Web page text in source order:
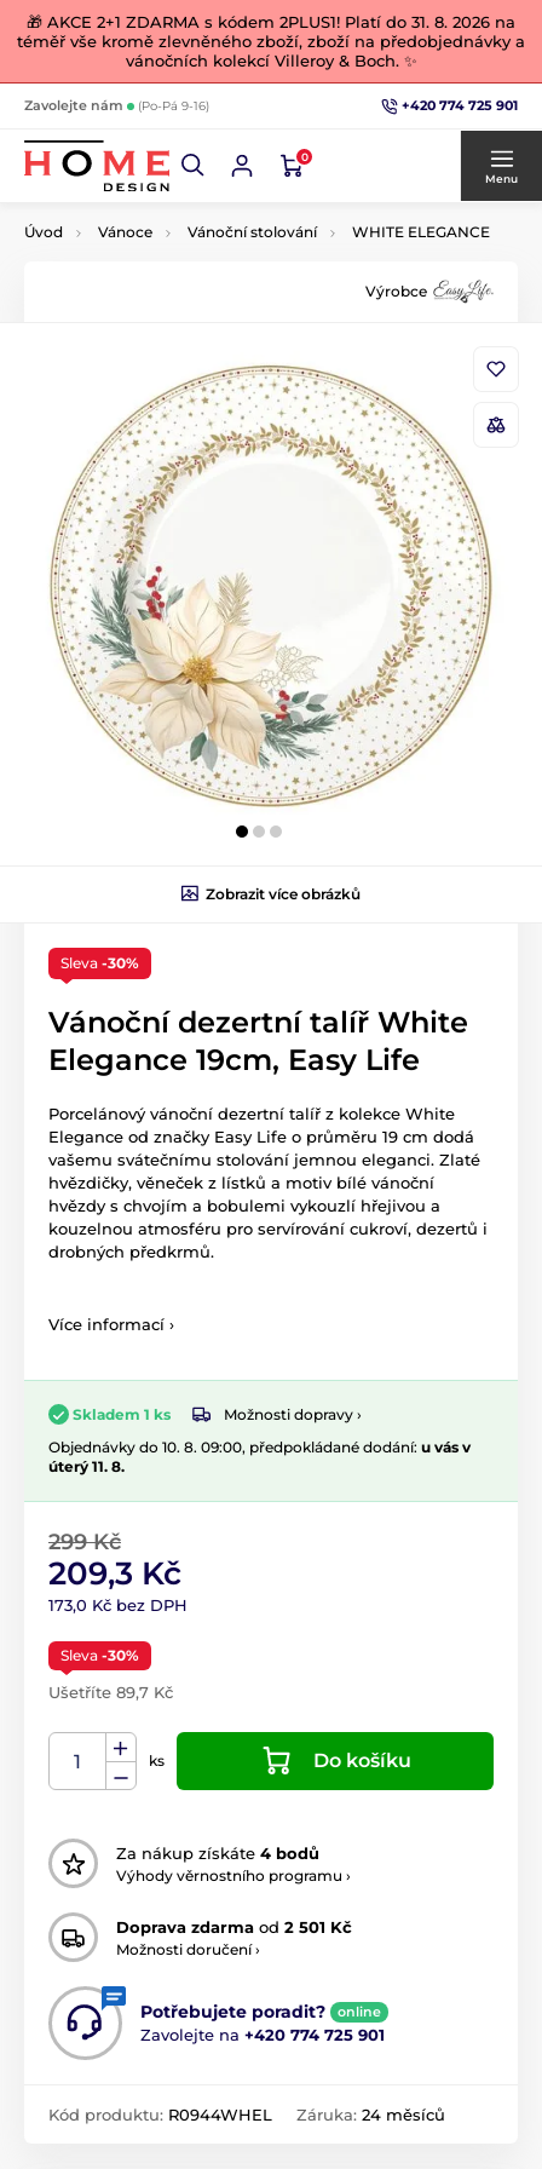
🎁 AKCE 2+1 ZDARMA s kódem 2PLUS1! Platí do 31. 8. 2026 na
téměř vše kromě zlevněného zboží, zboží na předobjednávky a
vánočních kolekcí Villeroy & Boch. ✨
Zavolejte nám (Po-Pá 9-16) +420 774 725 901
0
Menu
Úvod Vánoce Vánoční stolování WHITE ELEGANCE
Výrobce
Zobrazit více obrázků
Sleva -30%
Vánoční dezertní talíř White
Elegance 19cm, Easy Life
Porcelánový vánoční dezertní talíř z kolekce White
Elegance od značky Easy Life o průměru 19 cm dodá
vašemu svátečnímu stolování jemnou eleganci. Zlaté
hvězdičky, věneček z lístků a motiv bílé vánoční
hvězdy s chvojím a bobulemi vykouzlí hřejivou a
kouzelnou atmosféru pro servírování cukroví, dezertů i
drobných předkrmů.
Více informací ›
Skladem 1 ks
Možnosti dopravy ›
Objednávky do 10. 8. 09:00, předpokládané dodání: u vás v
úterý 11. 8.
299 Kč
209,3 Kč
173,0 Kč bez DPH
Sleva -30%
Ušetříte 89,7 Kč
ks Do košíku
Za nákup získáte 4 bodů
Výhody věrnostního programu ›
Doprava zdarma od 2 501 Kč
Možnosti doručení ›
Potřebujete poradit? online
Zavolejte na +420 774 725 901
Kód produktu: R0944WHEL Záruka: 24 měsíců